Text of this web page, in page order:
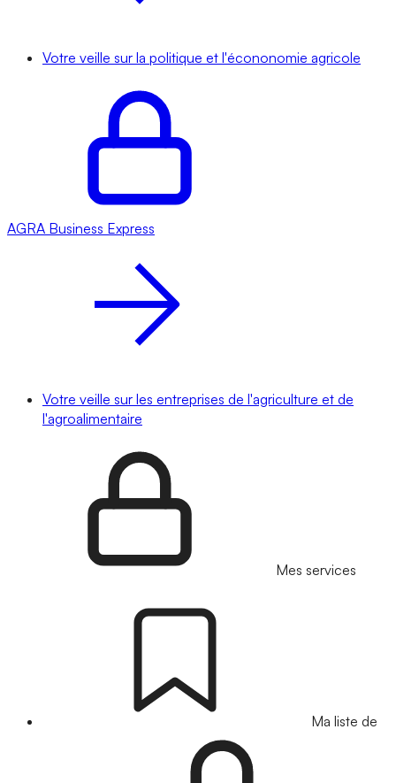
Votre veille sur la politique et l'écononomie agricole
AGRA Business Express
Votre veille sur les entreprises de l'agriculture et de
l'agroalimentaire
Mes services
Ma liste de